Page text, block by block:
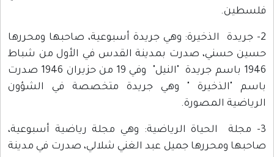
فلسطين.
2- جريدة الذخيرة: وهي جريدة أسبوعية، صاحبها ومحررها
حسين حسني، صدرت بمدينة القدس في الأول من شباط
1946 باسم جريدة "النيل" وفي 19 من حزيران 1946 صدرت
باسم "الذخيرة " وهي جريدة متخصصة في الشؤون
الرياضية المصورة.
3- مجلة الحياة الرياضية: وهي مجلة رياضية أسبوعية،
صاحبها ومحررها جميل عبد الغني شلالي، صدرت في مدينة